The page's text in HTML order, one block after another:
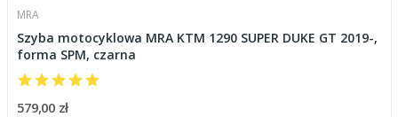
MRA
Szyba motocyklowa MRA KTM 1290 SUPER DUKE GT 2019-,
forma SPM, czarna
579,00 zł